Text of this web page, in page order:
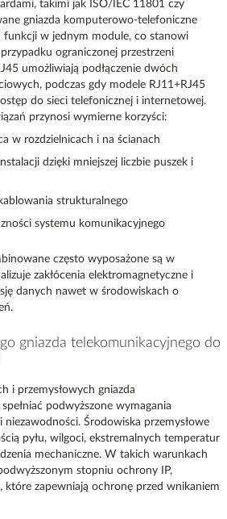
takimi jak ISO/IEC 11801 czy
gniazda komputerowo-telefoniczne
funkcji w jednym module, co stanowi
ograniczonej przestrzeni
umożliwiają podłączenie dwóch
podczas gdy modele RJ11+RJ45
do sieci telefonicznej i internetowej.
przynosi wymierne korzyści:
w rozdzielnicach i na ścianach
dzięki mniejszej liczbie puszek i
strukturalnego
systemu komunikacyjnego
często wyposażone są w
zakłócenia elektromagnetyczne i
danych nawet w środowiskach o
gniazda telekomunikacyjnego do
i przemysłowych gniazda
podwyższone wymagania
niezawodności. Środowiska przemysłowe
pyłu, wilgoci, ekstremalnych temperatur
mechaniczne. W takich warunkach
stopniu ochrony IP,
które zapewniają ochronę przed wnikaniem